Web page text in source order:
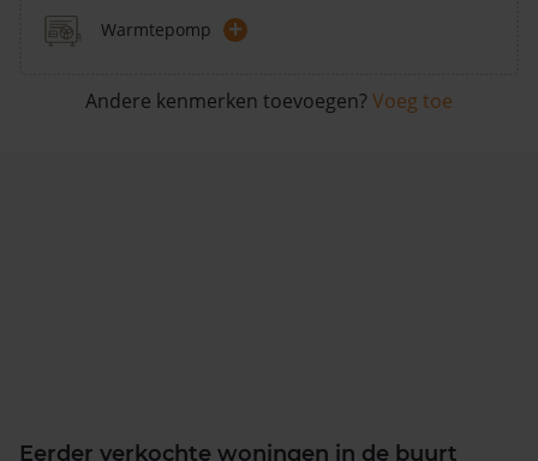
Warmtepomp +
Andere kenmerken toevoegen? Voeg toe
Eerder verkochte woningen in de buurt